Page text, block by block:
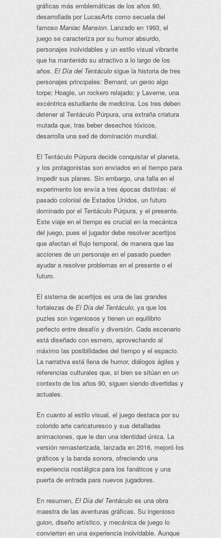
gráficas más emblemáticas de los años 90,
desarrollada por LucasArts como secuela del
famoso Maniac Mansion. Lanzado en 1993, el
juego se caracteriza por su humor absurdo,
personajes inolvidables y un estilo visual vibrante
que ha mantenido su atractivo a lo largo de los
años. El Día del Tentáculo sigue la historia de tres
personajes principales: Bernard, un genio algo
torpe; Hoagie, un rockero relajado; y Laverne, una
excéntrica estudiante de medicina. Los tres deben
detener al Tentáculo Púrpura, una extraña criatura
mutada que, tras beber desechos tóxicos,
desarrolla una sed de dominación mundial.
El Tentáculo Púrpura decide conquistar el planeta,
y los protagonistas son enviados en el tiempo para
impedir sus planes. Sin embargo, una falla en el
experimento los envía a tres épocas distintas: el
pasado colonial de Estados Unidos, un futuro
dominado por el Tentáculo Púrpura, y el presente.
Este viaje en el tiempo es crucial en la mecánica
del juego, pues el jugador debe resolver acertijos
que afectan el flujo temporal, de manera que las
acciones de un personaje en el pasado pueden
ayudar a resolver problemas en el presente o el
futuro.
El sistema de acertijos es una de las grandes
fortalezas de El Día del Tentáculo, ya que los
puzles son ingeniosos y tienen un equilibrio
perfecto entre desafío y diversión. Cada escenario
está diseñado con esmero, aprovechando al
máximo las posibilidades del tiempo y el espacio.
La narrativa está llena de humor, diálogos ágiles y
referencias culturales que, si bien se sitúan en un
contexto de los años 90, siguen siendo divertidas y
actuales.
En cuanto al estilo visual, el juego destaca por su
colorido arte caricaturesco y sus detalladas
animaciones, que le dan una identidad única. La
versión remasterizada, lanzada en 2016, mejoró los
gráficos y la banda sonora, ofreciendo una
experiencia nostálgica para los fanáticos y una
puerta de entrada para nuevos jugadores.
En resumen, El Día del Tentáculo es una obra
maestra de las aventuras gráficas. Su ingenioso
guion, diseño artístico, y mecánica de juego lo
convierten en una experiencia inolvidable. Aunque